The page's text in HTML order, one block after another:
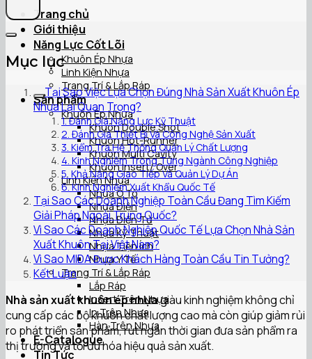
Trang chủ
Giới thiệu
Năng Lực Cốt Lõi
Khuôn Ép Nhựa
Linh Kiện Nhựa
Trang Trí & Lắp Ráp
Sản phẩm
Khuôn Ép Nhựa
Khuôn Double Shot
Khuôn Hot-Runner
Khuôn Multi Cavity
Khuôn Insert/ Over
Linh Kiện Nhựa
Nhựa Ô Tô
Nhựa Điện
Nhựa Điện Tử
Nhựa Kỹ Thuật
Nhựa Tiện Ích
Nhựa Y Tế
Trang Trí & Lắp Ráp
Lắp Ráp
Insert Trên Nhựa
In Trên Nhựa
Hàn Trên Nhựa
E-Catalogue
Tin Tức
Mục lục
Tại Sao Việc Lựa Chọn Đúng Nhà Sản Xuất Khuôn Ép
Nhựa Lại Quan Trọng?
1. Đánh Giá Năng Lực Kỹ Thuật
2. Đánh Giá Thiết Bị Và Công Nghệ Sản Xuất
3. Kiểm Tra Hệ Thống Quản Lý Chất Lượng
4. Kinh Nghiệm Trong Từng Ngành Công Nghiệp
5. Khả Năng Giao Tiếp Và Quản Lý Dự Án
6. Kinh Nghiệm Xuất Khẩu Quốc Tế
Tại Sao Các Doanh Nghiệp Toàn Cầu Đang Tìm Kiếm
Giải Pháp Ngoài Trung Quốc?
Vì Sao Các Doanh Nghiệp Quốc Tế Lựa Chọn Nhà Sản
Xuất Khuôn Tại Việt Nam?
Vì Sao MIDA Được Khách Hàng Toàn Cầu Tin Tưởng?
Kết Luận
Nhà sản xuất khuôn ép nhựagiàu kinh nghiệm không chỉ
cung cấp các bộ khuôn chất lượng cao mà còn giúp giảm rủi
ro phát triển sản phẩm, rút ngắn thời gian đưa sản phẩm ra
thị trường và tối ưu hóa hiệu quả sản xuất.